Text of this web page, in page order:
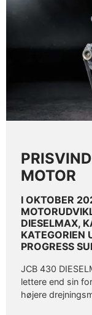
MOTOR
I OKTOBER
DIESELMAX,
KATEGORIEN
PROGRESS
JCB 430
lettere end sin
højere